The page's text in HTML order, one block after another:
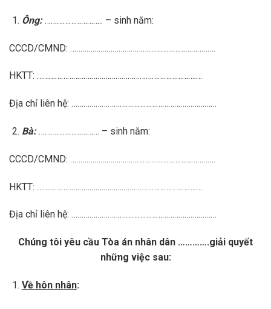
Ông:……………………….. – sinh năm:
CCCD/CMND: ………………………………………………………………
HKTT: …………………………………………………………………….…
Địa chỉ liên hệ: ………………………………………………………………
Bà:………………………… – sinh năm:
CCCD/CMND: ………………………………………………………………
HKTT: …………………………………………………………………….…
Địa chỉ liên hệ: ………………………………………………………………
Chúng tôi yêu cầu Tòa án nhân dân ………….giải quyết
những việc sau:
Về hôn nhân: